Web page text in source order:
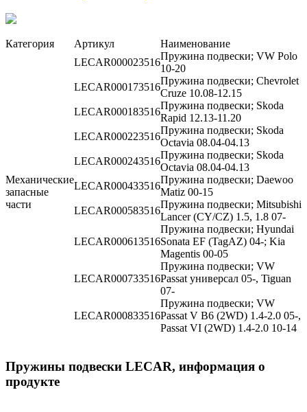
Категория Артикул Наименование
Механические
запасные
части
LECAR000023516
Пружина подвески; VW Polo
10-20
LECAR000173516
Пружина подвески; Chevrolet
Cruze 10.08-12.15
LECAR000183516
Пружина подвески; Skoda
Rapid 12.13-11.20
LECAR000223516
Пружина подвески; Skoda
Octavia 08.04-04.13
LECAR000243516
Пружина подвески; Skoda
Octavia 08.04-04.13
LECAR000433516
Пружина подвески; Daewoo
Matiz 00-15
LECAR000583516
Пружина подвески; Mitsubishi
Lancer (CY/CZ) 1.5, 1.8 07-
LECAR000613516
Пружина подвески; Hyundai
Sonata EF (TagAZ) 04-; Kia
Magentis 00-05
LECAR000733516
Пружина подвески; VW
Passat универсал 05-, Tiguan
07-
LECAR000833516
Пружина подвески; VW
Passat V B6 (2WD) 1.4-2.0 05-,
Passat VI (2WD) 1.4-2.0 10-14
Пружины подвески LECAR, информация о
продукте